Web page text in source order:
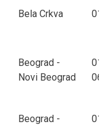
Bela Crkva
Beograd -
Novi Beograd
Beograd -